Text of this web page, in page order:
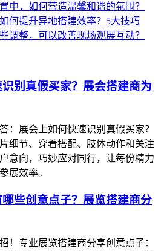
中，如何营造温馨和谐的氛围？
何提升异地搭建效率？5大技巧
调整，可以改善现场观展互动？
别真假买家？展会搭建商为
：展会上如何快速识别真假买家？
细节、穿着搭配、肢体动作和关注
意向，巧妙应对同行，让每份精力
展效率。
些创意点子？展览搭建商分
！专业展览搭建商分享创意点子：